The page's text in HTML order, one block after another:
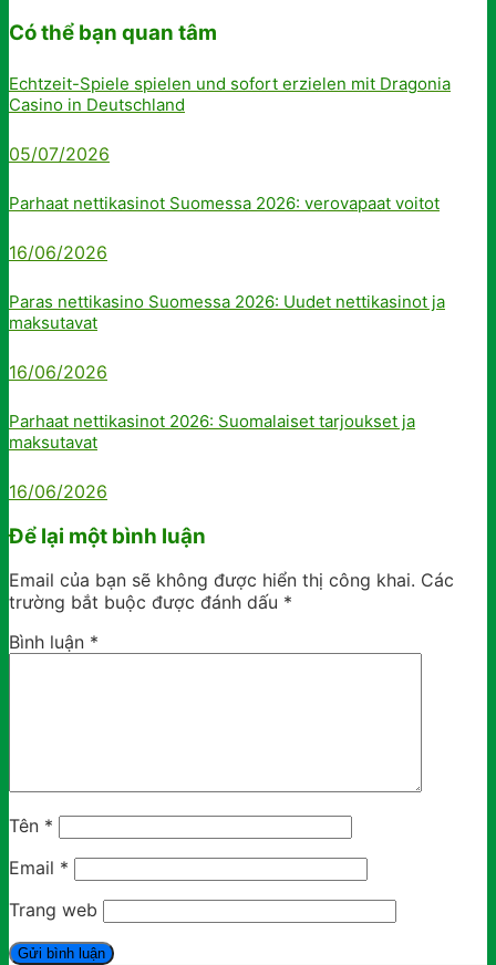
Có thể bạn quan tâm
Echtzeit-Spiele spielen und sofort erzielen mit Dragonia
Casino in Deutschland
05/07/2026
Parhaat nettikasinot Suomessa 2026: verovapaat voitot
16/06/2026
Paras nettikasino Suomessa 2026: Uudet nettikasinot ja
maksutavat
16/06/2026
Parhaat nettikasinot 2026: Suomalaiset tarjoukset ja
maksutavat
16/06/2026
Để lại một bình luận
Email của bạn sẽ không được hiển thị công khai. Các
trường bắt buộc được đánh dấu *
Bình luận *
Tên *
Email *
Trang web